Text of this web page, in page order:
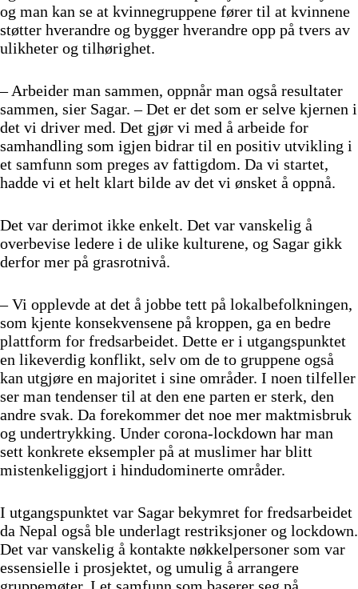
og man kan se at kvinnegruppene fører til at kvinnene
støtter hverandre og bygger hverandre opp på tvers av
ulikheter og tilhørighet.
– Arbeider man sammen, oppnår man også resultater
sammen, sier Sagar. – Det er det som er selve kjernen i
det vi driver med. Det gjør vi med å arbeide for
samhandling som igjen bidrar til en positiv utvikling i
et samfunn som preges av fattigdom. Da vi startet,
hadde vi et helt klart bilde av det vi ønsket å oppnå.
Det var derimot ikke enkelt. Det var vanskelig å
overbevise ledere i de ulike kulturene, og Sagar gikk
derfor mer på grasrotnivå.
– Vi opplevde at det å jobbe tett på lokalbefolkningen,
som kjente konsekvensene på kroppen, ga en bedre
plattform for fredsarbeidet. Dette er i utgangspunktet
en likeverdig konflikt, selv om de to gruppene også
kan utgjøre en majoritet i sine områder. I noen tilfeller
ser man tendenser til at den ene parten er sterk, den
andre svak. Da forekommer det noe mer maktmisbruk
og undertrykking. Under corona-lockdown har man
sett konkrete eksempler på at muslimer har blitt
mistenkeliggjort i hindudominerte områder.
I utgangspunktet var Sagar bekymret for fredsarbeidet
da Nepal også ble underlagt restriksjoner og lockdown.
Det var vanskelig å kontakte nøkkelpersoner som var
essensielle i prosjektet, og umulig å arrangere